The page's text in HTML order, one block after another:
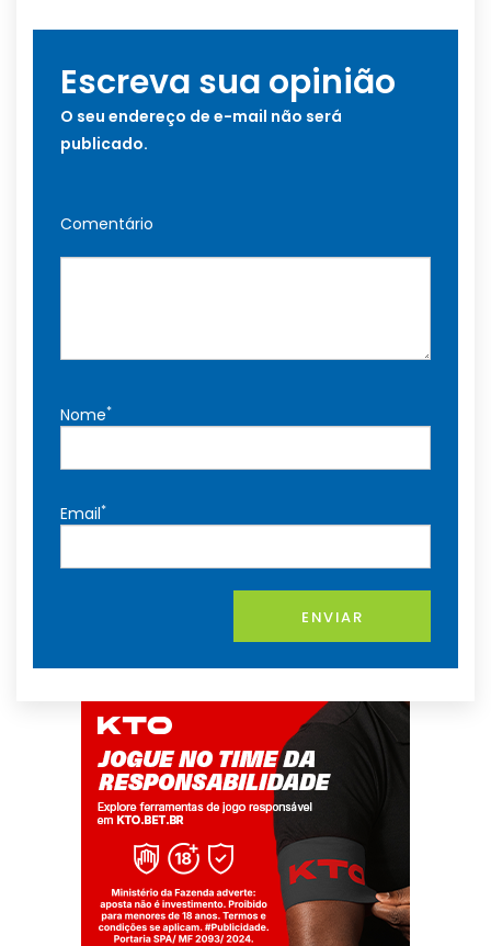
Escreva sua opinião
O seu endereço de e-mail não será
publicado.
Comentário
Nome*
Email*
ENVIAR